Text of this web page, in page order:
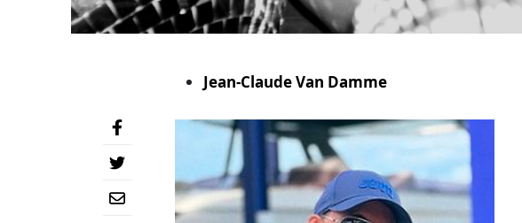
Jean-Claude Van Damme